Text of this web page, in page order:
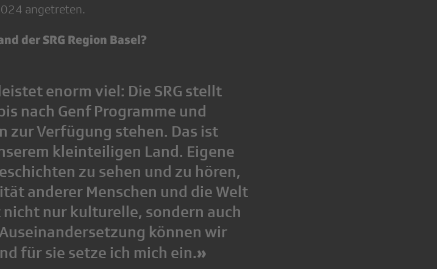
angetreten.
der SRG Region Basel?
enorm viel: Die SRG stellt
nach Genf Programme und
zur Verfügung stehen. Das ist
kleinteiligen Land. Eigene
zu sehen und zu hören,
anderer Menschen und die Welt
nicht nur kulturelle, sondern auch
können wir
für sie setze ich mich ein.»